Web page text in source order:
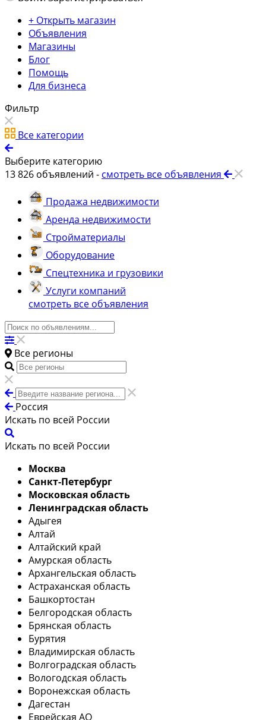
+ Открыть магазин
Объявления
Магазины
Блог
Помощь
Для бизнеса
Фильтр
Все категории
Выберите категорию
13 826 объявлений - смотреть все объявления
Продажа недвижимости
Аренда недвижимости
Стройматериалы
Оборудование
Спецтехника и грузовики
Услуги компаний
смотреть все объявления
Все регионы
Россия
Искать по всей России
Искать по всей России
Москва
Санкт-Петербург
Московская область
Ленинградская область
Адыгея
Алтай
Алтайский край
Амурская область
Архангельская область
Астраханская область
Башкортостан
Белгородская область
Брянская область
Бурятия
Владимирская область
Волгоградская область
Вологодская область
Воронежская область
Дагестан
Еврейская АО